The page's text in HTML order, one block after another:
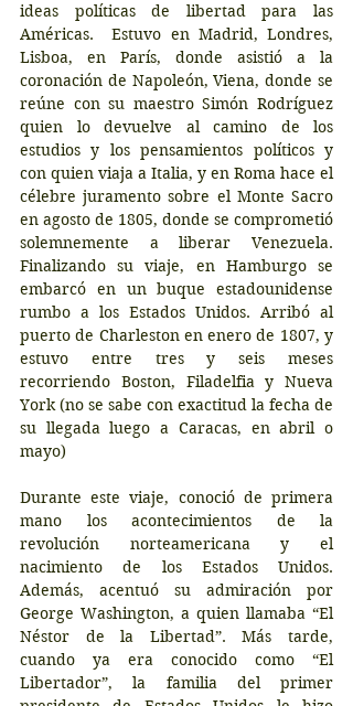
ideas políticas de libertad para las
Américas.  Estuvo en Madrid, Londres,
Lisboa, en París, donde asistió a la
coronación de Napoleón, Viena, donde se
reúne con su maestro Simón Rodríguez
quien lo devuelve al camino de los
estudios y los pensamientos políticos y
con quien viaja a Italia, y en Roma hace el
célebre juramento sobre el Monte Sacro
en agosto de 1805, donde se comprometió
solemnemente a liberar Venezuela.
Finalizando su viaje, en Hamburgo se
embarcó en un buque estadounidense
rumbo a los Estados Unidos. Arribó al
puerto de Charleston en enero de 1807, y
estuvo entre tres y seis meses
recorriendo Boston, Filadelfia y Nueva
York (no se sabe con exactitud la fecha de
su llegada luego a Caracas, en abril o
mayo)
Durante este viaje, conoció de primera
mano los acontecimientos de la
revolución norteamericana y el
nacimiento de los Estados Unidos.
Además, acentuó su admiración por
George Washington, a quien llamaba “El
Néstor de la Libertad”. Más tarde,
cuando ya era conocido como “El
Libertador”, la familia del primer